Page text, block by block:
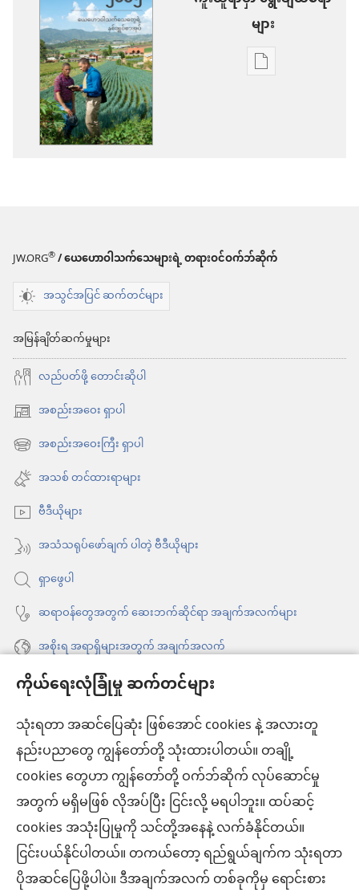
ကိုယ်ရေးလုံခြုံမှု ဆက်တင်များ
သုံးရတာ အဆင်ပြေဆုံး ဖြစ်အောင် cookies နဲ့ အလားတူ
နည်းပညာတွေ ကျွန်တော်တို့ သုံးထားပါတယ်။ တချို့
cookies တွေဟာ ကျွန်တော်တို့ ဝက်ဘ်ဆိုက် လုပ်ဆောင်မှု
အတွက် မရှိမဖြစ် လိုအပ်ပြီး ငြင်းလို့ မရပါဘူး။ ထပ်ဆင့်
cookies အသုံးပြုမှုကို သင်တို့အနေနဲ့ လက်ခံနိုင်တယ်။
ငြင်းပယ်နိုင်ပါတယ်။ တကယ်တော့ ရည်ရွယ်ချက်က သုံးရတာ
ပိုအဆင်ပြေဖို့ပါပဲ။ ဒီအချက်အလက် တစ်ခုကိုမှ ရောင်းစား
များ
စာပေ
များ
ဝါ
JW.ORG®/ ယေဟောဝါသက်သေများရဲ့ တရားဝင်ဝက်ဘ်ဆိုက်
အသွင်အပြင် ဆက်တင်များ
အမြန်ချိတ်ဆက်မှုများ
လည်ပတ်ဖို့ တောင်းဆိုပါ
အစည်းအဝေး ရှာပါ
(window
အသစ်
င့်
နေ
ပါ
တယ်)
အစည်းအဝေးကြီး ရှာပါ
(window
အသစ်
င့်
နေ
ပါ
တယ်)
အသစ် တင်ထားရာများ
ဗီဒီယိုများ
အသံသရုပ်ဖော်ချက် ပါတဲ့ ဗီဒီယိုများ
ရှာဖွေပါ
ဆရာဝန်တွေအတွက် ဆေးဘက်ဆိုင်ရာ အချက်အလက်များ
အစိုးရ အရာရှိများအတွက် အချက်အလက်
အကူအညီ
အလှူငွေ
(window
အသစ်
ဖွ
င့်
နေ
ပါ
တယ်)
ကင်းမျှော်စင် အွန်လိုင်းစာကြည့်တိုက်™
(window
အသစ်
ဖွ
င့်
နေ
JW Hub®
(window
အသစ်
ဖွ
င့်
JW Library®